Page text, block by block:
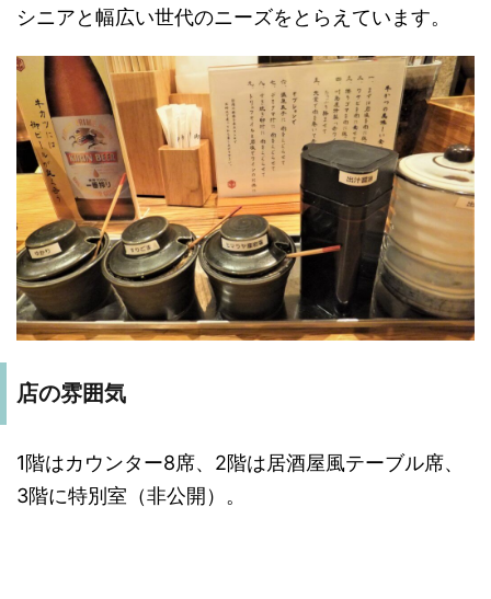
シニアと幅広い世代のニーズをとらえています。
店の雰囲気
1階はカウンター8席、2階は居酒屋風テーブル席、
3階に特別室（非公開）。